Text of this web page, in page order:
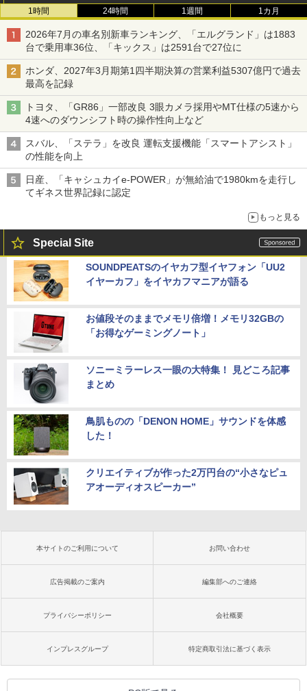
1時間 24時間 1週間 1カ月
2026年7月の車名別新車ランキング、「エルグランド」は1883
台で乗用車36位、「キックス」は2591台で27位に
ホンダ、2027年3月期第1四半期決算の営業利益5307億円で過去
最高を記録
トヨタ、「GR86」一部改良 3眼カメラ採用やMT仕様の5速から
4速へのダウンシフト時の操作性向上など
スバル、「ステラ」を改良 運転支援機能「スマートアシスト」
の性能を向上
日産、「キャシュカイe-POWER」が無給油で1980kmを走行し
てギネス世界記録に認定
もっと見る
Special Site
SOUNDPEATSのイヤカフ型イヤフォン「UU2
イヤーカフ」をイヤカフマニアが語る
お値段そのままでメモリ倍増！メモリ32GBの
「お得なゲーミングノート」
ソニーミラーレス一眼の大特集！ 見どころ記事
まとめ
鳥肌ものの「DENON HOME」サウンドを体感
した！
クリエイティブが作った2万円台の“小さなピュ
アオーディオスピーカー”
本サイトのご利用について お問い合わせ
広告掲載のご案内 編集部へのご連絡
プライバシーポリシー 会社概要
インプレスグループ 特定商取引法に基づく表示